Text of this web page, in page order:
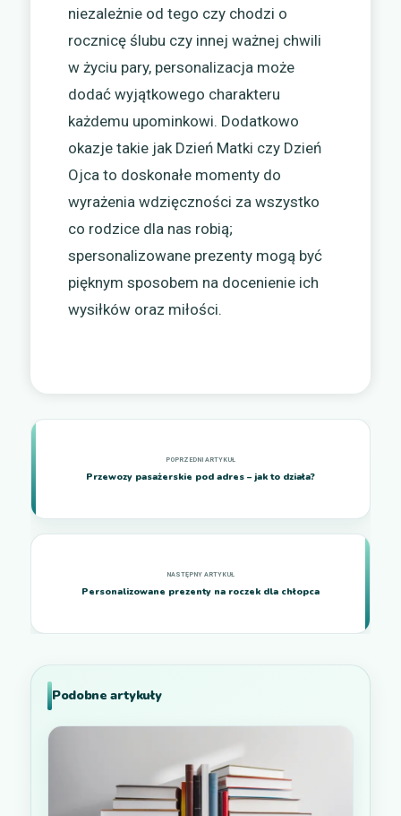
niezależnie od tego czy chodzi o
rocznicę ślubu czy innej ważnej chwili
w życiu pary, personalizacja może
dodać wyjątkowego charakteru
każdemu upominkowi. Dodatkowo
okazje takie jak Dzień Matki czy Dzień
Ojca to doskonałe momenty do
wyrażenia wdzięczności za wszystko
co rodzice dla nas robią;
spersonalizowane prezenty mogą być
pięknym sposobem na docenienie ich
wysiłków oraz miłości.
Przewozy pasażerskie pod adres – jak to działa?
Personalizowane prezenty na roczek dla chłopca
Podobne artykuły